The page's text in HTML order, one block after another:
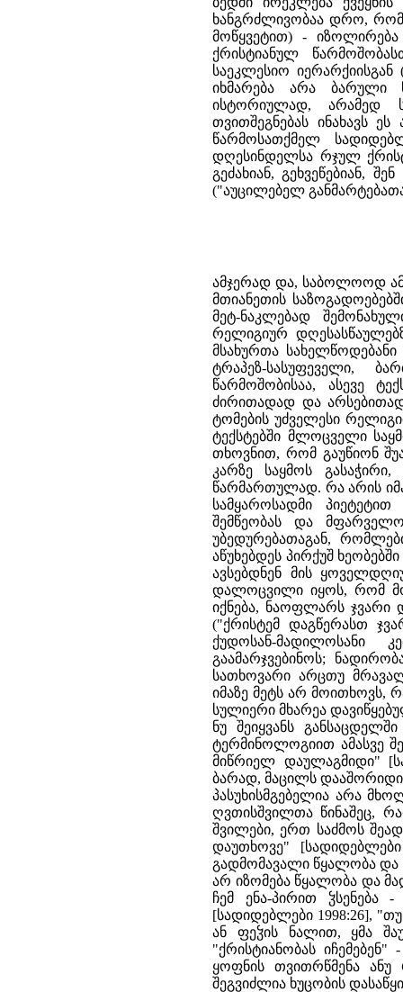
ხანგრძლივობაა დრო,
მოწყვეტით) -
ქრისტიანულ
საეკლესიო
იხმარება არა ბარული
ისტორიულად, არამედ
თვითშეგნებას ინახავს
წარმოსათქმელ
დღესინდელსა რჯულ
გეძახიან, გეხვეწებიან,
("აუცილებელ
ამჯერად და, საბოლოოდ ამ
მთიანეთის
მეტ-ნაკლებად
რელიგიურ
მსახურთა
ტრაპეზ-სასუფეველი,
წარმოშობისაა, ასევე
ძირითადად და
ტომების უძველესი
ტექსტებში მლოცველი
თხოვნით, რომ გაუწიონ
კარზე საყმოს
წარმართულად. რა არის
სამყაროსადმი
შემწეობას და
უბედურებათაგან,
აწუხებდეს პირქუშ
ავსებდნენ მის
დალოცვილი იყოს, რომ
იქნება, ნაოფლარს ჯვარი
("ქრისტემ დაგწერასთ
ქუდოსან-
გაამარჯვებინოს;
სათხოვარი არცთუ
იმაზე მეტს არ მოითხოვს,
სულიერი მხარეა
ნუ შეიყვანს
ტერმინოლოგიით ამასვე
მიწრიელ დაულაგმიდი"
ბარად, მაცილს
პასუხისმგებელია არა
ღვთისშვილთა წინაშეც,
შვილები, ერთ საძმოს
დაუთხოვე"
გადმომავალი წყალობა და
არ იზომება წყალობა და
ჩემ ენა-პირით
[სადიდებლები 1998:26],
ან ფეჴის ნალით, ყმა
"ქრისტიანობას იჩემებენ"
ყოფნის თვითრწმენა ანუ
შეგვიძლია ხუცობის